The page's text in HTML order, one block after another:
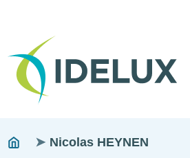
Fils
You
Nicolas HEYNEN